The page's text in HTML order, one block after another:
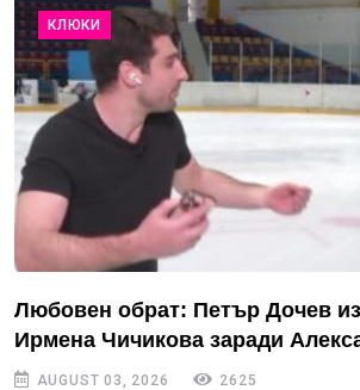
КЛЮКИ
Любовен обрат: Петър Дочев
Ирмена Чичикова заради
AUGUST 03, 2026 2625